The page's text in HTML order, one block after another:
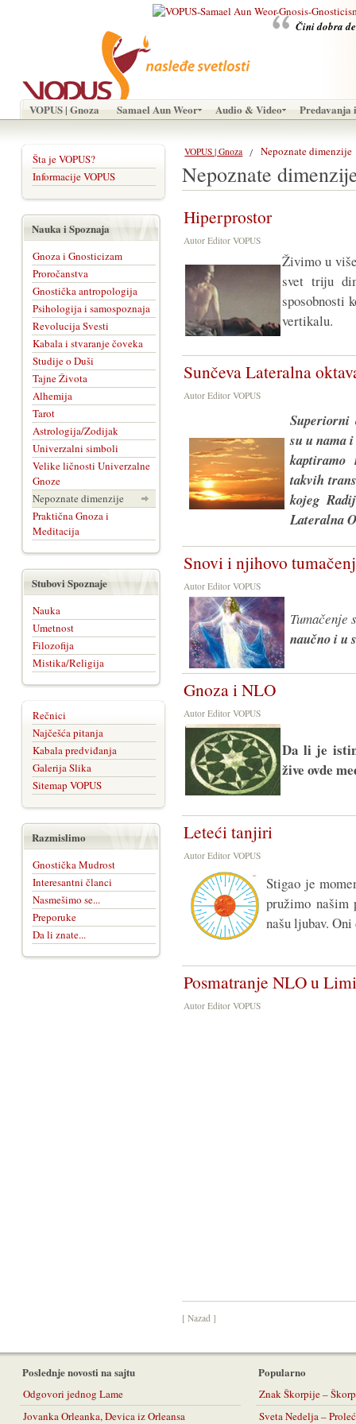
Čini dobra
VOPUS | Gnoza Samael Aun Weor Audio & Video Predavanja
VOPUS | Gnoza Nepoznate dimenzije
Nepoznate
Hiperprostor
Autor Editor VOPUS
Živimo u
svet triju
sposobnosti
vertikalu.
Sunčeva Lateralna
Autor Editor VOPUS
su u nama
kaptiramo
takvih
kojeg
Lateralna
Snovi i njihovo
Autor Editor VOPUS
Tumačenje
naučno i u
Gnoza i NLO
Autor Editor VOPUS
Da li je
žive ovde
Leteći tanjiri
Autor Editor VOPUS
Stigao je
pružimo našim
našu ljubav. Oni
Posmatranje NLO u
Autor Editor VOPUS
[ Nazad ]
Šta je VOPUS?
Informacije VOPUS
Nauka i Spoznaja
Gnoza i Gnosticizam
Proročanstva
Gnostička antropologija
Psihologija i samospoznaja
Revolucija Svesti
Kabala i stvaranje čoveka
Studije o Duši
Tajne Života
Alhemija
Tarot
Astrologija/Zodijak
Univerzalni simboli
Velike ličnosti Univerzalne
Gnoze
Nepoznate dimenzije
Praktična Gnoza i
Meditacija
Stubovi Spoznaje
Nauka
Umetnost
Filozofija
Mistika/Religija
Rečnici
Najčešća pitanja
Kabala predviđanja
Galerija Slika
Sitemap VOPUS
Razmislimo
Gnostička Mudrost
Interesantni članci
Nasmešimo se...
Preporuke
Da li znate...
Poslednje novosti na sajtu
Odgovori jednog Lame
Jovanka Orleanka, Devica iz Orleansa
Popularno
Znak Škorpije –
Sveta Nedelja –